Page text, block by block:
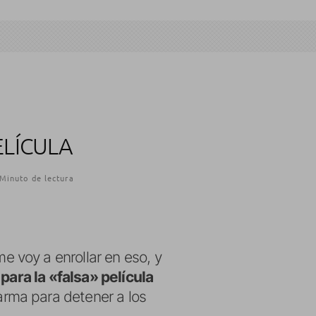
de lectura
voy a enrollar en eso, y
la «falsa» película
para detener a los